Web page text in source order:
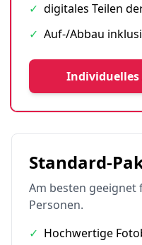
✓ digitales Teilen
✓ Auf-/Abbau
Standard-
Am besten geeignet
Personen.
✓ Hochwertige